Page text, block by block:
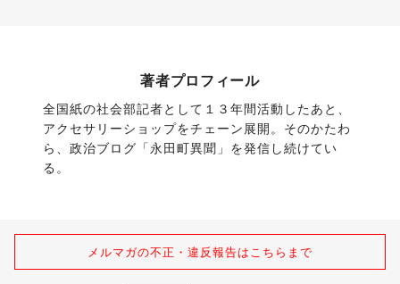
著者プロフィール
全国紙の社会部記者として１３年間活動したあと、
アクセサリーショップをチェーン展開。そのかたわ
ら、政治ブログ「永田町異聞」を発信し続けてい
る。
メルマガの不正・違反報告はこちらまで